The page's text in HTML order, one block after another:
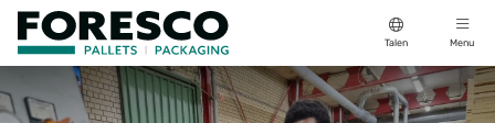
Talen Menu